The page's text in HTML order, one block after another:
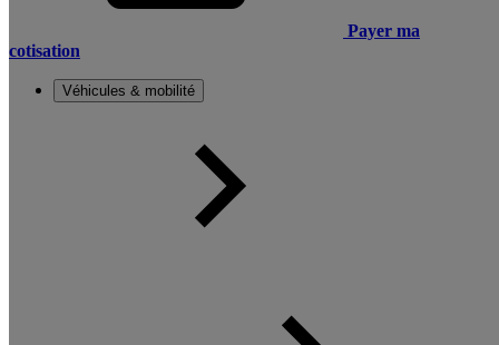
Payer ma
cotisation
Véhicules & mobilité